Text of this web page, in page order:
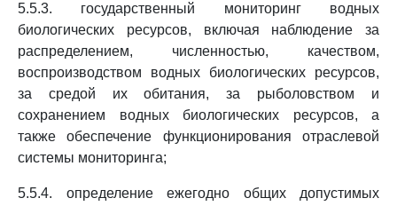
5.5.3. государственный мониторинг водных
биологических ресурсов, включая наблюдение за
распределением, численностью, качеством,
воспроизводством водных биологических ресурсов,
за средой их обитания, за рыболовством и
сохранением водных биологических ресурсов, а
также обеспечение функционирования отраслевой
системы мониторинга;
5.5.4. определение ежегодно общих допустимых